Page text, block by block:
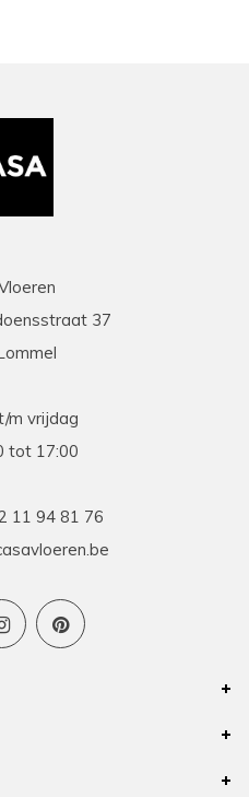
37
m vrijdag
tot 17:00
11 94 81 76